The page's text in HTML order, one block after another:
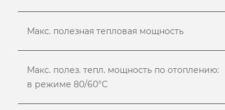
Макс. полезная тепловая мощность
Макс. полез. тепл. мощность по отоплению:
в режиме 80/60°С